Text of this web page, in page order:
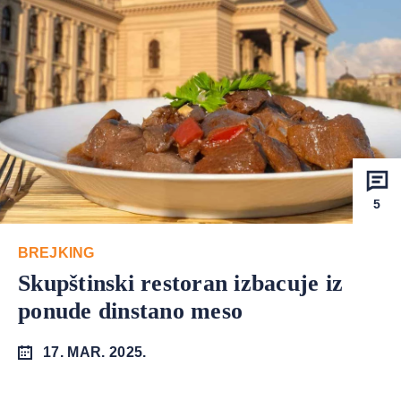
5
BREJKING
Skupštinski restoran izbacuje iz
ponude dinstano meso
17. MAR. 2025.